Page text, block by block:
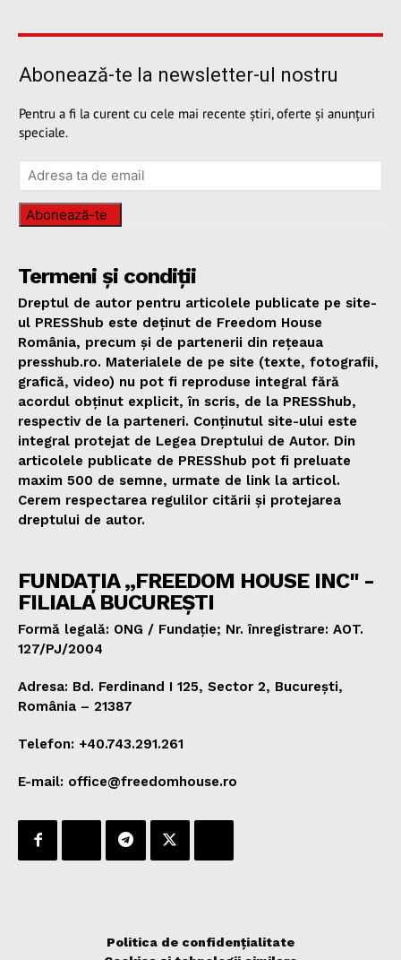
Abonează-te la newsletter-ul nostru
Pentru a fi la curent cu cele mai recente știri, oferte și anunțuri
speciale.
Abonează-te
Termeni și condiții
Dreptul de autor pentru articolele publicate pe site-
ul PRESShub este deținut de Freedom House
România, precum și de partenerii din rețeaua
presshub.ro. Materialele de pe site (texte, fotografii,
grafică, video) nu pot fi reproduse integral fără
acordul obținut explicit, în scris, de la PRESShub,
respectiv de la parteneri. Conținutul site-ului este
integral protejat de Legea Dreptului de Autor. Din
articolele publicate de PRESShub pot fi preluate
maxim 500 de semne, urmate de link la articol.
Cerem respectarea regulilor citării și protejarea
dreptului de autor.
FUNDAȚIA „FREEDOM HOUSE INC" -
FILIALA BUCUREȘTI
Formă legală: ONG / Fundație; Nr. înregistrare: AOT.
127/PJ/2004
Adresa: Bd. Ferdinand I 125, Sector 2, București,
România – 21387
Telefon: +40.743.291.261
E-mail: office@freedomhouse.ro
Politica de confidențialitate